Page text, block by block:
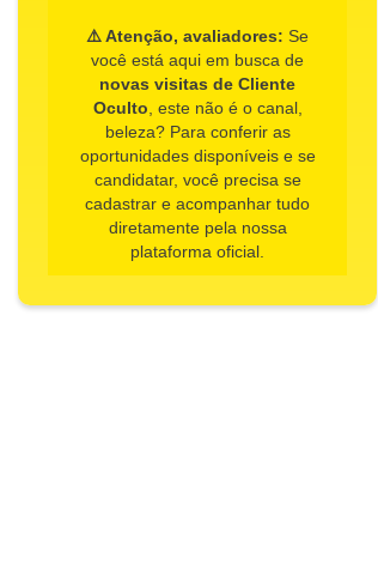
⚠️ Atenção, avaliadores: Se
você está aqui em busca de
novas visitas de Cliente
Oculto , este não é o canal,
beleza? Para conferir as
oportunidades disponíveis e se
candidatar, você precisa se
cadastrar e acompanhar tudo
diretamente pela nossa
plataforma oficial.